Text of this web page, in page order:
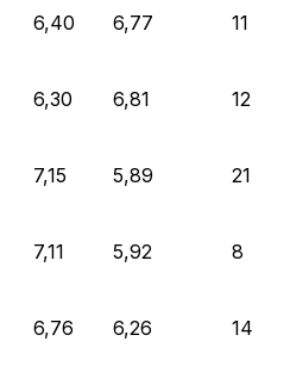
6,40 6,77 11
6,30 6,81 12
7,15 5,89 21
7,11 5,92 8
6,76 6,26 14